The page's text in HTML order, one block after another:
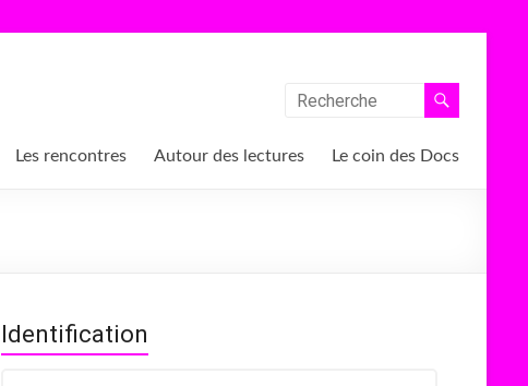
Les rencontres Autour des lectures Le coin des Docs
Identification